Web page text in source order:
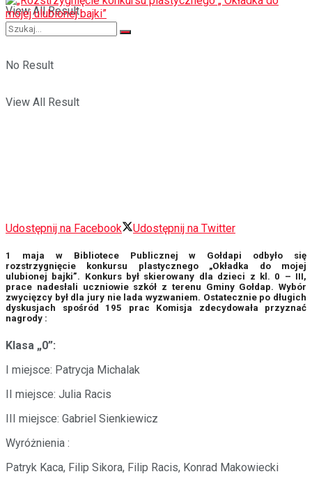
View All Result
No Result
View All Result
Udostępnij na Facebook Udostępnij na Twitter
1 maja w Bibliotece Publicznej w Gołdapi odbyło się
rozstrzygnięcie konkursu plastycznego „Okładka do mojej
ulubionej bajki”. Konkurs był skierowany dla dzieci z kl. 0 – III,
prace nadesłali uczniowie szkół z terenu Gminy Gołdap. Wybór
zwycięzcy był dla jury nie lada wyzwaniem. Ostatecznie po długich
dyskusjach spośród 195 prac Komisja zdecydowała przyznać
nagrody :
Klasa „0”:
I miejsce: Patrycja Michalak
II miejsce: Julia Racis
III miejsce: Gabriel Sienkiewicz
Wyróżnienia :
Patryk Kaca, Filip Sikora, Filip Racis, Konrad Makowiecki